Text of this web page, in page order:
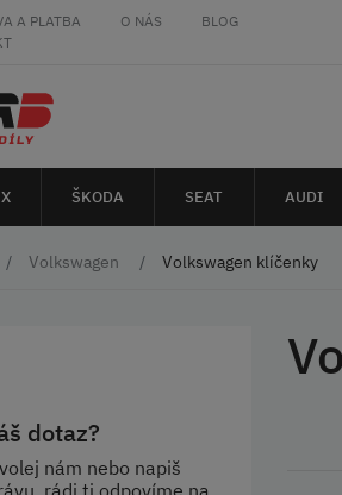
A PLATBA O NÁS
BLOG
ŠKODA SEAT AUDI
Volkswagen Volkswagen klíčenky
dotaz?
nám nebo napiš
rádi ti odpovíme na